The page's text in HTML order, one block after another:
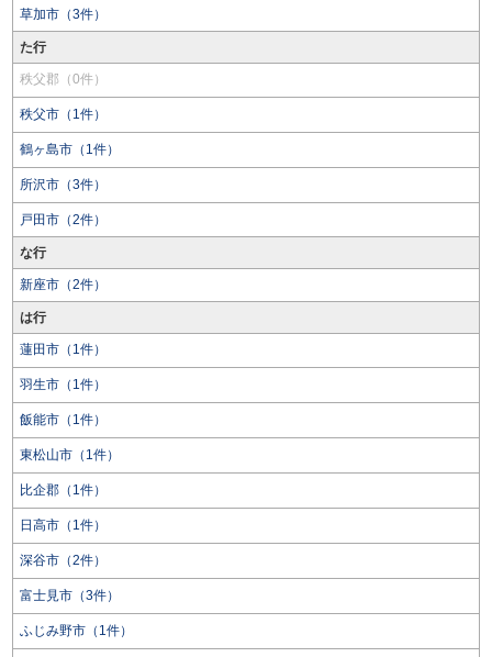
草加市（3件）
た行
秩父郡（0件）
秩父市（1件）
鶴ヶ島市（1件）
所沢市（3件）
戸田市（2件）
な行
新座市（2件）
は行
蓮田市（1件）
羽生市（1件）
飯能市（1件）
東松山市（1件）
比企郡（1件）
日高市（1件）
深谷市（2件）
富士見市（3件）
ふじみ野市（1件）